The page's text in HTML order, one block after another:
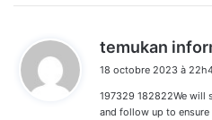
temukan
18 octobre 2023 à
197329 182822We will
and follow up to